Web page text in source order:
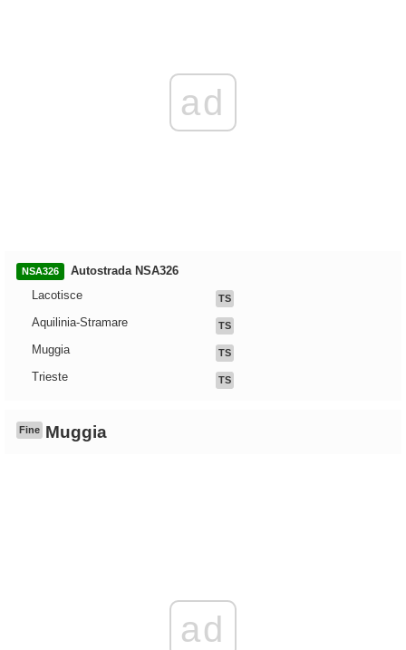
ad
NSA326
Autostrada NSA326
Lacotisce
TS
Aquilinia-Stramare TS
Muggia TS
Trieste TS
Fine Muggia
ad